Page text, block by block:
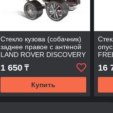
Стекло кузова (собачник)
заднее правое с антеной
LAND ROVER DISCOVERY
II 4D UTILITY 2003-2004
1 650₸
Купить
16